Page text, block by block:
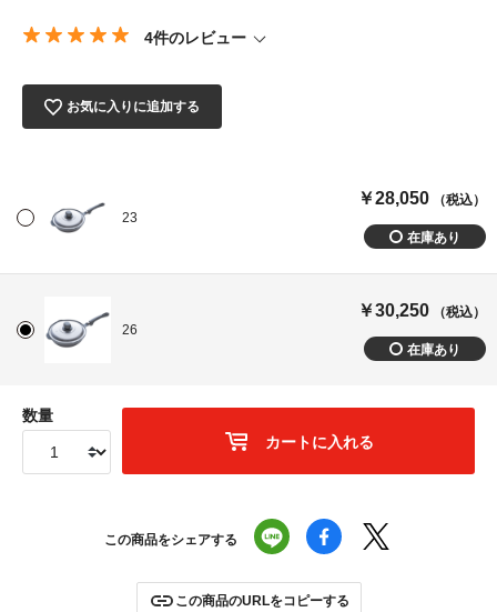
4件のレビュー
お気に入りに追加する
23
￥28,050 （税込）
26
￥30,250 （税込）
数量
カートに入れる
この商品をシェアする
この商品のURLをコピーする